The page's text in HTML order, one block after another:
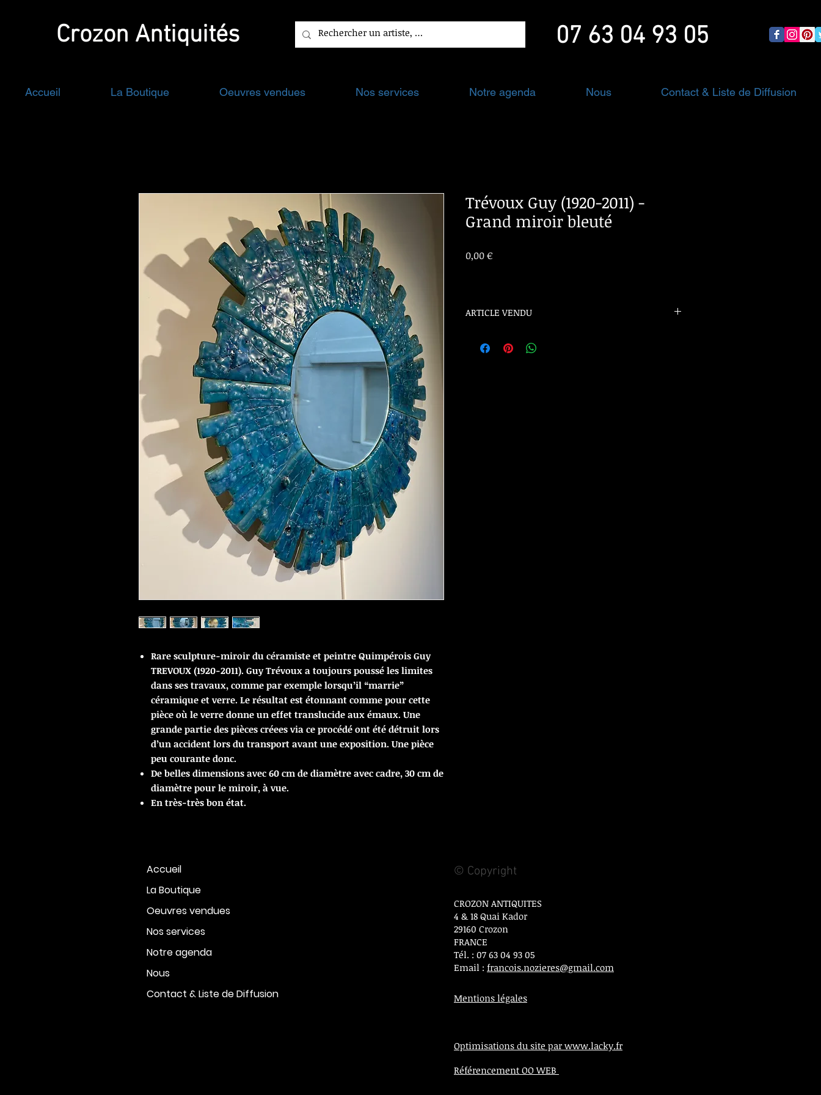
Crozon Antiquités 07 63 04 93 05
Accueil La Boutique Oeuvres vendues Nos services Notre agenda Nous Contact & Liste de Diffusion
Rare sculpture-miroir du céramiste et peintre Quimpérois Guy
TREVOUX (1920-2011). Guy Trévoux a toujours poussé les limites
dans ses travaux, comme par exemple lorsqu’il “marrie”
céramique et verre. Le résultat est étonnant comme pour cette
pièce où le verre donne un effet translucide aux émaux. Une
grande partie des pièces créees via ce procédé ont été détruit lors
d’un accident lors du transport avant une exposition. Une pièce
peu courante donc.
De belles dimensions avec 60 cm de diamètre avec cadre, 30 cm de
diamètre pour le miroir, à vue.
En très-très bon état.
Trévoux Guy (1920-2011) -
Grand miroir bleuté
0,00 €Prix
ARTICLE VENDU
Accueil
La Boutique
Oeuvres vendues
Nos services
Notre agenda
Nous
Contact & Liste de Diffusion
© Copyright
CROZON ANTIQUITES
4 & 18 Quai Kador
29160 Crozon
FRANCE
Tél. : 07 63 04 93 05
Email : francois.nozieres@gmail.com
Mentions légales
Optimisations du site par www.lacky.fr
Référencement OO WEB